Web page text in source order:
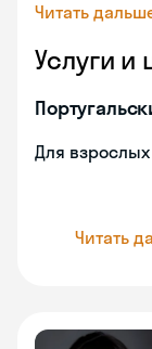
Читать
Услуги и
Для
Читать